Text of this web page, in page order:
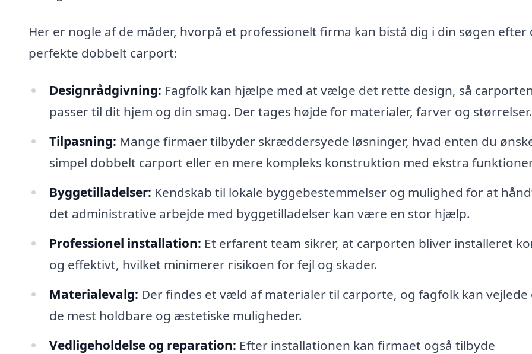
Her er nogle af de måder, hvorpå et professionelt firma kan bistå dig i din søgen efter
perfekte dobbelt carport:
Designrådgivning: Fagfolk kan hjælpe med at vælge det rette design, så
passer til dit hjem og din smag. Der tages højde for materialer, farver og størrelser.
Tilpasning: Mange firmaer tilbyder skræddersyede løsninger, hvad enten du
simpel dobbelt carport eller en mere kompleks konstruktion med ekstra
Byggetilladelser: Kendskab til lokale byggebestemmelser og mulighed for at
det administrative arbejde med byggetilladelser kan være en stor hjælp.
Professionel installation: Et erfarent team sikrer, at carporten bliver installeret
og effektivt, hvilket minimerer risikoen for fejl og skader.
Materialevalg: Der findes et væld af materialer til carporte, og fagfolk kan vejlede
de mest holdbare og æstetiske muligheder.
Vedligeholdelse og reparation: Efter installationen kan firmaet også tilbyde